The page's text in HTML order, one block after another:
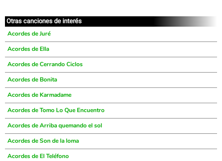
Otras canciones de interés
Acordes de Juré
Acordes de Ella
Acordes de Cerrando Ciclos
Acordes de Bonita
Acordes de Karmadame
Acordes de Tomo Lo Que Encuentro
Acordes de Arriba quemando el sol
Acordes de Son de la loma
Acordes de El Teléfono